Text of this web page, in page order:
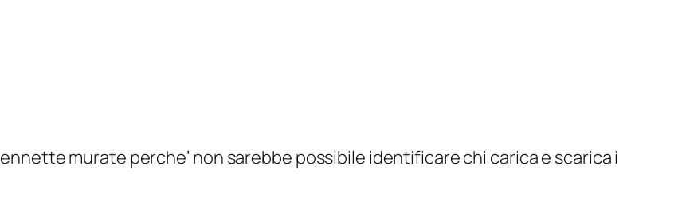
murate perche’ non sarebbe possibile identificare chi carica e scarica i